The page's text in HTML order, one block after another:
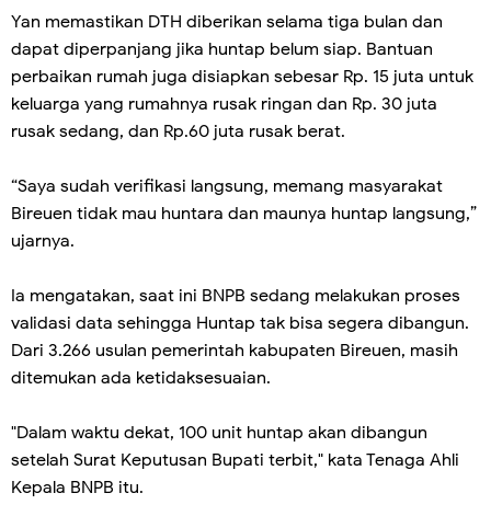
Yan memastikan DTH diberikan selama tiga bulan dan
dapat diperpanjang jika huntap belum siap. Bantuan
perbaikan rumah juga disiapkan sebesar Rp. 15 juta untuk
keluarga yang rumahnya rusak ringan dan Rp. 30 juta
rusak sedang, dan Rp.60 juta rusak berat.
“Saya sudah verifikasi langsung, memang masyarakat
Bireuen tidak mau huntara dan maunya huntap langsung,”
ujarnya.
Ia mengatakan, saat ini BNPB sedang melakukan proses
validasi data sehingga Huntap tak bisa segera dibangun.
Dari 3.266 usulan pemerintah kabupaten Bireuen, masih
ditemukan ada ketidaksesuaian.
"Dalam waktu dekat, 100 unit huntap akan dibangun
setelah Surat Keputusan Bupati terbit," kata Tenaga Ahli
Kepala BNPB itu.